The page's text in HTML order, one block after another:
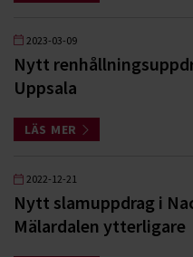
2023-03-09
Nytt
Uppsala
LÄS MER
2022-12-21
Nytt slamuppdrag i
Mälardalen ytterligare